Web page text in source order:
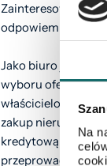
Na
Zainteresowała
odpowiem na
Jako biuro
wyboru oferty i jej
właścicielom.
zakup
kredytową,
przeprowadzi